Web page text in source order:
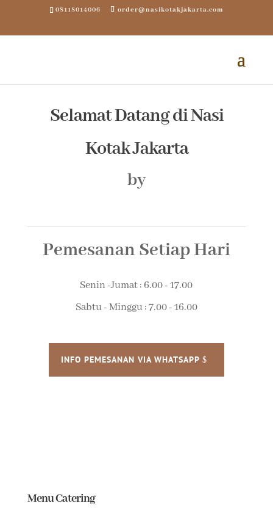
08118014006 order@nasikotakjakarta.com
Selamat Datang diNasi
Kotak Jakarta
by
Pemesanan Setiap Hari
Senin -Jumat : 6.00 - 17.00
Sabtu - Minggu : 7.00 - 16.00
INFO PEMESANAN VIA WHATSAPP
Menu Catering